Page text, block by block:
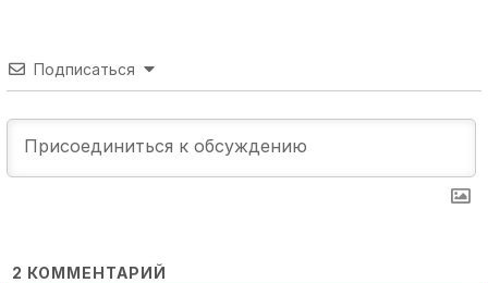
Подписаться
2 КОММЕНТАРИЙ